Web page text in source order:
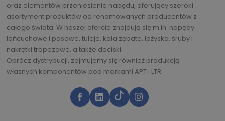
oraz elementów przeniesienia napędu, oferujący szeroki
asortyment produktów od renomowanych producentów z
całego świata. W naszej ofercie znajdują się m.in. napędy
łańcuchowe i pasowe, tuleje, koła zębate, łożyska, śruby i
nakrętki trapezowe, a także dociski.
Oprócz dystrybucji, zajmujemy się również produkcją
własnych komponentów pod markami APT i LTR.